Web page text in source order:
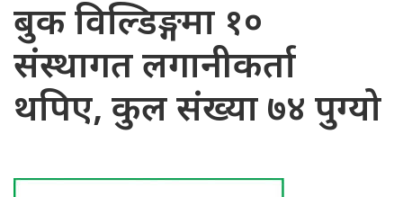
बुक विल्डिङ्गमा १०
संस्थागत लगानीकर्ता
थपिए, कुल संख्या ७४ पुग्यो